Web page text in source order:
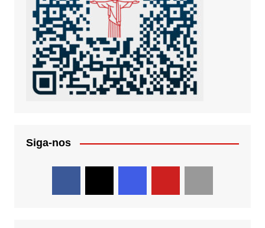
Siga-nos